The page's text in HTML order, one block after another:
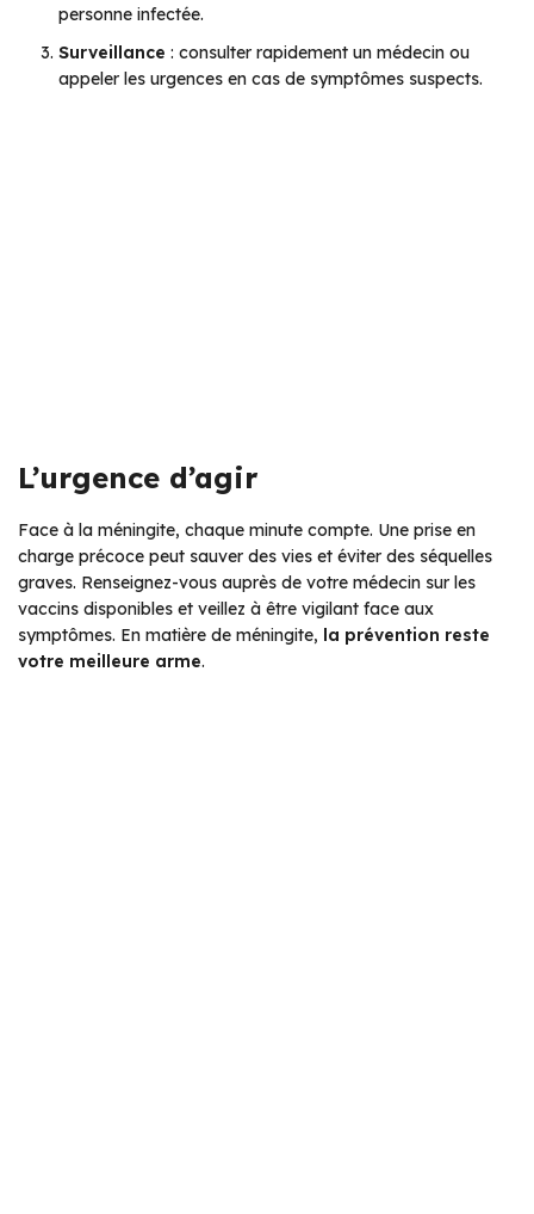
personne infectée.
Surveillance : consulter rapidement un médecin ou
appeler les urgences en cas de symptômes suspects.
L’urgence d’agir
Face à la méningite, chaque minute compte. Une prise en
charge précoce peut sauver des vies et éviter des séquelles
graves. Renseignez-vous auprès de votre médecin sur les
vaccins disponibles et veillez à être vigilant face aux
symptômes. En matière de méningite, la prévention reste
votre meilleure arme.